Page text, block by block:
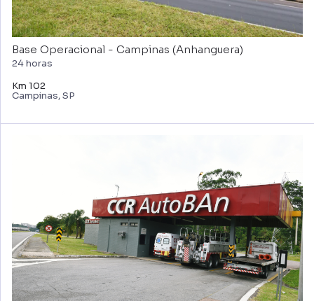
Base Operacional - Campinas (Anhanguera)
24 horas
Km 102
Campinas, SP